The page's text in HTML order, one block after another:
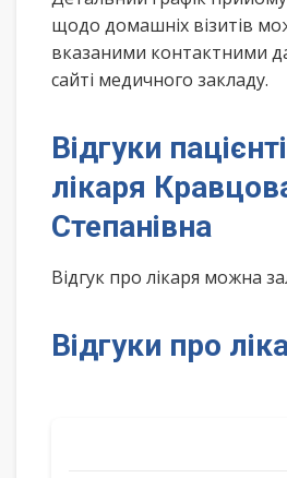
щодо домашніх візитів
вказаними контактними
сайті медичного закладу.
Відгуки
лікаря
Степанівна
Відгук про лікаря можна
Відгуки про